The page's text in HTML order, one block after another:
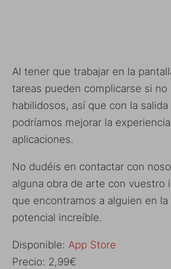
Al tener que trabajar en la
tareas pueden complicarse si no
habilidosos, así que con la salida
podríamos mejorar la
aplicaciones.
No dudéis en contactar con
alguna obra de arte con vuestro
que encontramos a alguien en la
potencial increíble.
Disponible: App Store
Precio: 2,99€